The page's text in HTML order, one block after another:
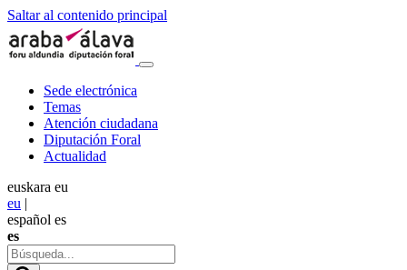
Saltar al contenido principal
Sede electrónica
Temas
Atención ciudadana
Diputación Foral
Actualidad
euskara eu
eu |
español es
es